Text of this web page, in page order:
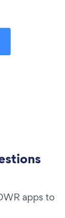
apps to